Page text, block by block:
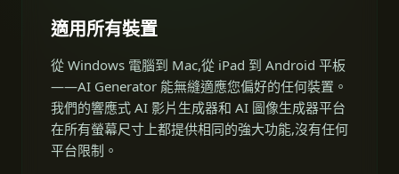
適用所有裝置
從 Windows 電腦到 Mac,從 iPad 到 Android 平板
——AI Generator 能無縫適應您偏好的任何裝置。
我們的響應式 AI 影片生成器和 AI 圖像生成器平台
在所有螢幕尺寸上都提供相同的強大功能,沒有任何
平台限制。